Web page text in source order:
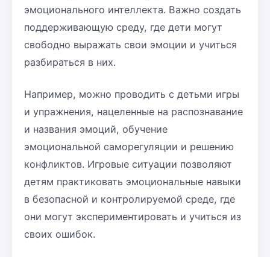
эмоционального интеллекта. Важно создать
поддерживающую среду, где дети могут
свободно выражать свои эмоции и учиться
разбираться в них.
Например, можно проводить с детьми игры
и упражнения, нацеленные на распознавание
и названия эмоций, обучение
эмоциональной саморегуляции и решению
конфликтов. Игровые ситуации позволяют
детям практиковать эмоциональные навыки
в безопасной и контролируемой среде, где
они могут экспериментировать и учиться из
своих ошибок.